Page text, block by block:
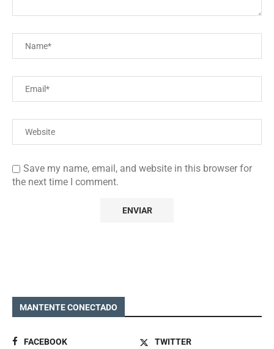
Save my name, email, and website in this browser for
the next time I comment.
MANTENTE CONECTADO
FACEBOOK
TWITTER